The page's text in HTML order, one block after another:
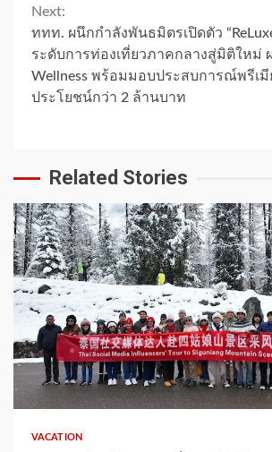
Next:
ททท. ผนึกกำลังพันธมิตรเปิดตัว
ระดับการท่องเที่ยวภาคกลางสู่มิติใหม่
Wellness พร้อมมอบประสบการณ์พรีเ
ประโยชน์กว่า 2 ล้านบาท
Related Stories
1 min read
VACATION